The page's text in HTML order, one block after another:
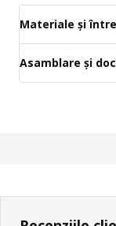
Materiale și
Asamblare și